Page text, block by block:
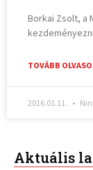
Borkai Zsolt, a
TOVÁBB
2016.01.11.
Aktuális